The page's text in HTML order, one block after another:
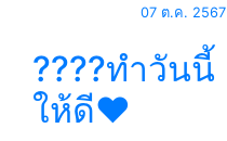
07 ต.ค. 2567
????ทำวันนี้
ให้ดี❤️